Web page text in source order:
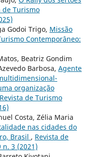
de Turismo
Godoi Trigo, Missão
Contemporâneo:
Beatriz Gondim
Barbosa, Agente
organização
Revista de Turismo
Costa, Zélia Maria
nas cidades do
Brasil , Revista de
3 (2021)